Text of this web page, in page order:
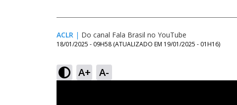
ACLR | Do canal Fala Brasil no YouTube
18/01/2025 - 09H58 (ATUALIZADO EM 19/01/2025 - 01H16)
A+ A-